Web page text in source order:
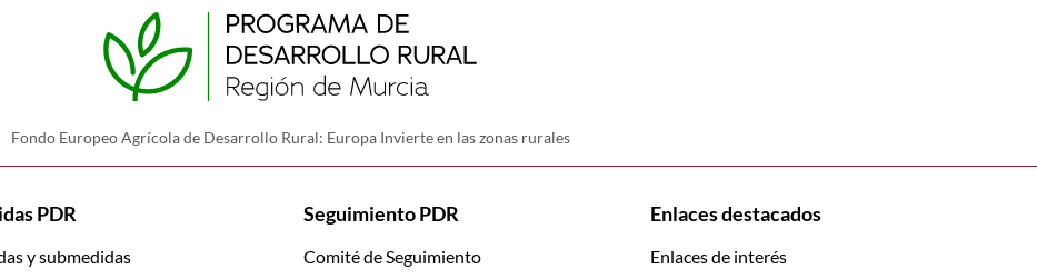
Fondo Europeo Agrícola de Desarrollo Rural: Europa Invierte en las zonas rurales
PDR
y submedidas
Seguimiento PDR
Comité de Seguimiento
Enlaces destacados
Enlaces de interés